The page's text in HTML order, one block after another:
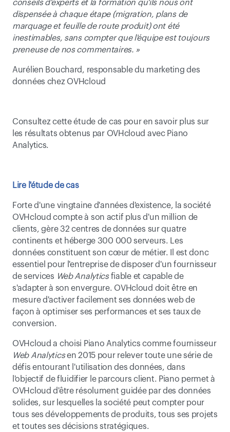
conseils d'experts et la formation qu'ils nous ont
dispensée à chaque étape (migration, plans de
marquage et feuille de route produit) ont été
inestimables, sans compter que l'équipe est toujours
preneuse de nos commentaires. »
Aurélien Bouchard, responsable du marketing des
données chez OVHcloud
Consultez cette étude de cas pour en savoir plus sur
les résultats obtenus par OVHcloud avec Piano
Analytics.
Lire l'étude de cas
Forte d'une vingtaine d'années d'existence, la société
OVHcloud compte à son actif plus d'un million de
clients, gère 32 centres de données sur quatre
continents et héberge 300 000 serveurs. Les
données constituent son cœur de métier. Il est donc
essentiel pour l'entreprise de disposer d'un fournisseur
de services Web Analytics fiable et capable de
s'adapter à son envergure. OVHcloud doit être en
mesure d'activer facilement ses données web de
façon à optimiser ses performances et ses taux de
conversion.
OVHcloud a choisi Piano Analytics comme fournisseur
Web Analytics en 2015 pour relever toute une série de
défis entourant l'utilisation des données, dans
l'objectif de fluidifier le parcours client. Piano permet à
OVHcloud d'être résolument guidée par des données
solides, sur lesquelles la société peut compter pour
tous ses développements de produits, tous ses projets
et toutes ses décisions stratégiques.